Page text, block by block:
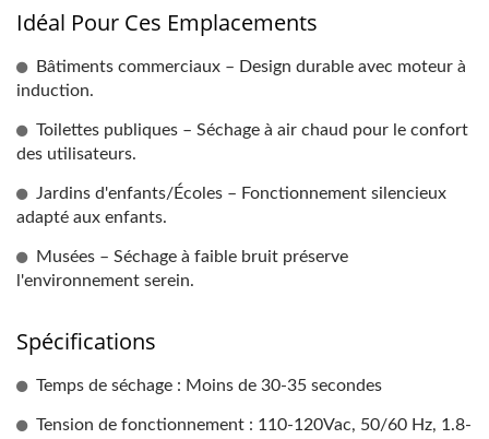
Idéal Pour Ces Emplacements
Bâtiments commerciaux – Design durable avec moteur à
induction.
Toilettes publiques – Séchage à air chaud pour le confort
des utilisateurs.
Jardins d'enfants/Écoles – Fonctionnement silencieux
adapté aux enfants.
Musées – Séchage à faible bruit préserve
l'environnement serein.
Spécifications
Temps de séchage : Moins de 30-35 secondes
Tension de fonctionnement : 110-120Vac, 50/60 Hz, 1.8-